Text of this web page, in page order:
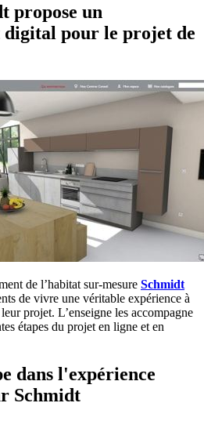
propose un
digital pour le projet de
de l’habitat sur-mesure Schmidt
de vivre une véritable expérience à
projet. L’enseigne les accompagne
étapes du projet en ligne et en
dans l'expérience
Schmidt